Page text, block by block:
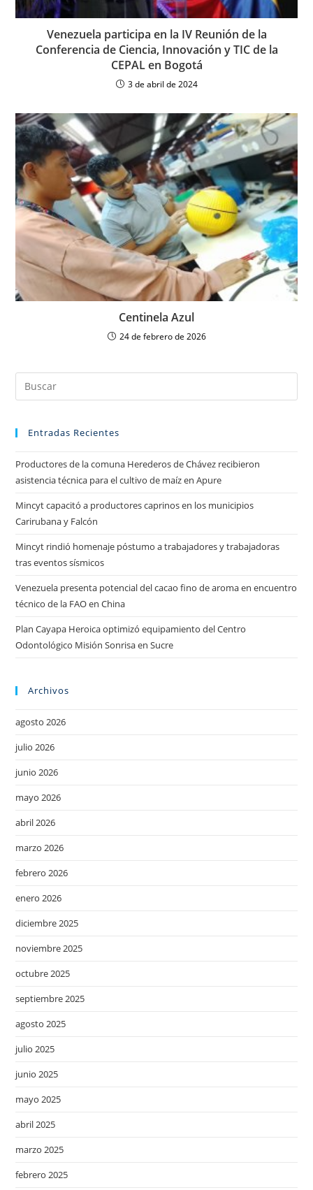
Venezuela participa en la IV Reunión de la
Conferencia de Ciencia, Innovación y TIC de la
CEPAL en Bogotá
3 de abril de 2024
Centinela Azul
24 de febrero de 2026
Entradas Recientes
Productores de la comuna Herederos de Chávez recibieron
asistencia técnica para el cultivo de maíz en Apure
Mincyt capacitó a productores caprinos en los municipios
Carirubana y Falcón
Mincyt rindió homenaje póstumo a trabajadores y trabajadoras
tras eventos sísmicos
Venezuela presenta potencial del cacao fino de aroma en encuentro
técnico de la FAO en China
Plan Cayapa Heroica optimizó equipamiento del Centro
Odontológico Misión Sonrisa en Sucre
Archivos
agosto 2026
julio 2026
junio 2026
mayo 2026
abril 2026
marzo 2026
febrero 2026
enero 2026
diciembre 2025
noviembre 2025
octubre 2025
septiembre 2025
agosto 2025
julio 2025
junio 2025
mayo 2025
abril 2025
marzo 2025
febrero 2025